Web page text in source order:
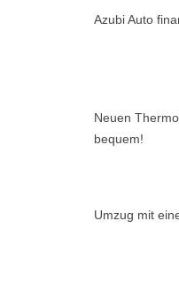
Azubi Auto
Neuen
bequem!
Umzug mit